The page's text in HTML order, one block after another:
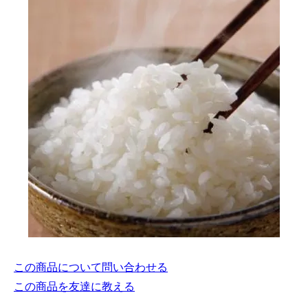
この商品について問い合わせる
この商品を友達に教える